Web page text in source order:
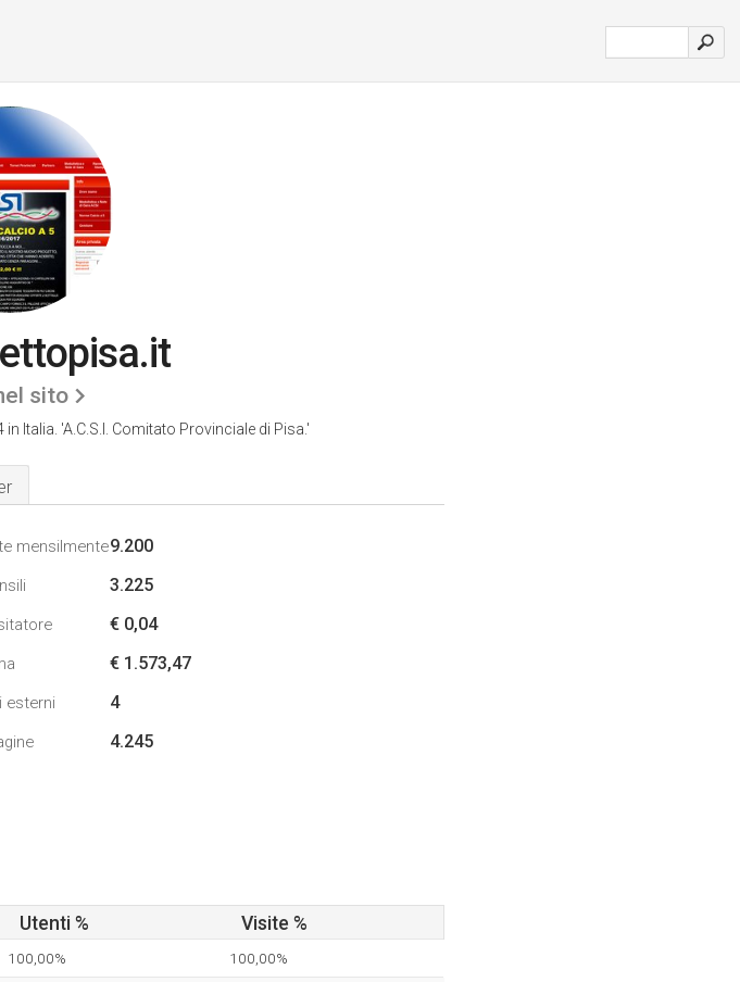
sito
Italia. 'A.C.S.I. Comitato Provinciale di Pisa.'
mensilmente9.200
3.225
€ 0,04
€ 1.573,47
esterni 4
4.245
Utenti % Visite %
100,00% 100,00%